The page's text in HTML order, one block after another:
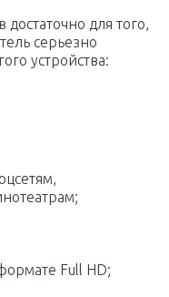
для того,
серьезно
устройства:
Full HD;